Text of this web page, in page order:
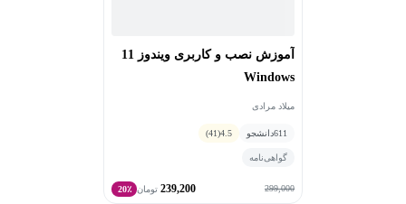
آموزش نصب و کاربری ویندوز 11
Windows
میلاد مرادی
611دانشجو 4.5
(41)
گواهی‌نامه
299,000
239,200 تومان 20٪